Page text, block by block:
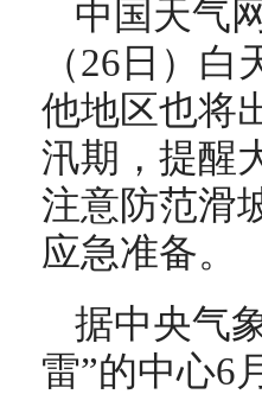
中国天气
（26日）
他地区也将
汛期，提醒
注意防范滑
应急准备。
据中央气
雷”的中心6